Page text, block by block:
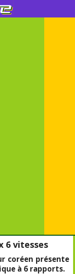
6 vitesses
coréen présente
à 6 rapports.